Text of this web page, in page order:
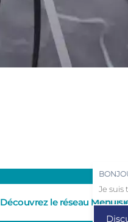
Découvrez le réseau
Je suis